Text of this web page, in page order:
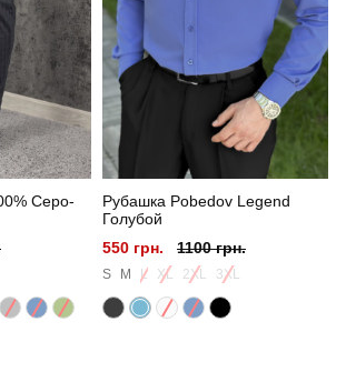
весна/осень
100% бавовна
україна
Серо-
Рубашка Pobedov Legend
Голубой
550 грн.
1100 грн.
S M L XL 2XL 3XL